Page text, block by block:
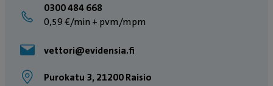
0300 484 668
0,59 €/min + pvm/mpm
vettori@evidensia.fi
Purokatu 3, 21200 Raisio